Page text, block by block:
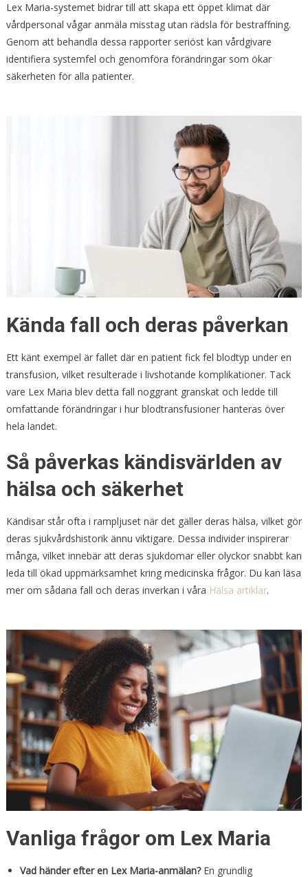
Lex Maria-systemet bidrar till att skapa ett öppet klimat där
vårdpersonal vågar anmäla misstag utan rädsla för bestraffning.
Genom att behandla dessa rapporter seriöst kan vårdgivare
identifiera systemfel och genomföra förändringar som ökar
säkerheten för alla patienter.
Kända fall och deras påverkan
Ett känt exempel är fallet där en patient fick fel blodtyp under en
transfusion, vilket resulterade i livshotande komplikationer. Tack
vare Lex Maria blev detta fall noggrant granskat och ledde till
omfattande förändringar i hur blodtransfusioner hanteras över
hela landet.
Så påverkas kändisvärlden av
hälsa och säkerhet
Kändisar står ofta i rampljuset när det gäller deras hälsa, vilket gör
deras sjukvårdshistorik ännu viktigare. Dessa individer inspirerar
många, vilket innebär att deras sjukdomar eller olyckor snabbt kan
leda till ökad uppmärksamhet kring medicinska frågor. Du kan läsa
mer om sådana fall och deras inverkan i våra Hälsa artiklar.
Vanliga frågor om Lex Maria
Vad händer efter en Lex Maria-anmälan?En grundlig